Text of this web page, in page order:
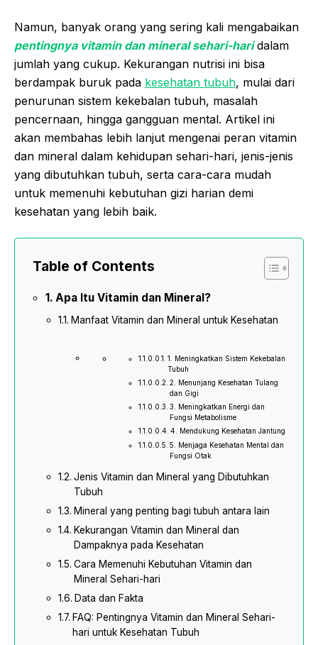
Namun, banyak orang yang sering kali mengabaikan
pentingnya vitamin dan mineral sehari-haridalam
jumlah yang cukup. Kekurangan nutrisi ini bisa
berdampak buruk pada kesehatan tubuh, mulai dari
penurunan sistem kekebalan tubuh, masalah
pencernaan, hingga gangguan mental. Artikel ini
akan membahas lebih lanjut mengenai peran vitamin
dan mineral dalam kehidupan sehari-hari, jenis-jenis
yang dibutuhkan tubuh, serta cara-cara mudah
untuk memenuhi kebutuhan gizi harian demi
kesehatan yang lebih baik.
Table of Contents
Apa Itu Vitamin dan Mineral?
Manfaat Vitamin dan Mineral untuk Kesehatan
1. Meningkatkan Sistem Kekebalan
Tubuh
2. Menunjang Kesehatan Tulang
dan Gigi
3. Meningkatkan Energi dan
Fungsi Metabolisme
4. Mendukung Kesehatan Jantung
5. Menjaga Kesehatan Mental dan
Fungsi Otak
Jenis Vitamin dan Mineral yang Dibutuhkan
Tubuh
Mineral yang penting bagi tubuh antara lain
Kekurangan Vitamin dan Mineral dan
Dampaknya pada Kesehatan
Cara Memenuhi Kebutuhan Vitamin dan
Mineral Sehari-hari
Data dan Fakta
FAQ: Pentingnya Vitamin dan Mineral Sehari-
hari untuk Kesehatan Tubuh